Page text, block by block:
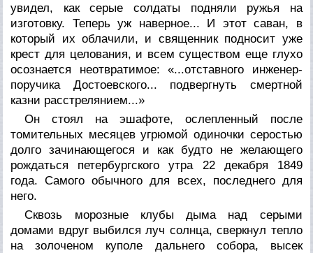
увидел, как серые солдаты подняли ружья на
изготовку. Теперь уж наверное... И этот саван, в
который их облачили, и священник подносит уже
крест для целования, и всем существом еще глухо
осознается неотвратимое: «...отставного инженер-
поручика Достоевского... подвергнуть смертной
казни расстрелянием...»
Он стоял на эшафоте, ослепленный после
томительных месяцев угрюмой одиночки серостью
долго зачинающегося и как будто не желающего
рождаться петербургского утра 22 декабря 1849
года. Самого обычного для всех, последнего для
него.
Сквозь морозные клубы дыма над серыми
домами вдруг выбился луч солнца, сверкнул тепло
на золоченом куполе дальнего собора, высек